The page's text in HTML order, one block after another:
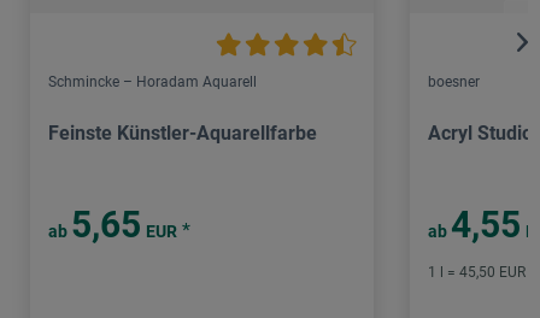
Schmincke – Horadam Aquarell
Feinste Künstler-Aquarellfarbe
ab 5,65 EUR *
boesner
Acryl Studio
ab 4,55
1 l = 45,50 EUR